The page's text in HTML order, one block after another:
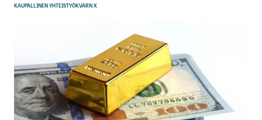
KAUPALLINEN YHTEISTYÖKVARN X